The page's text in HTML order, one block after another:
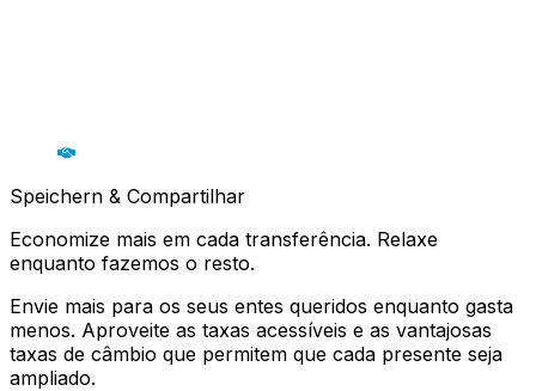
Speichern & Compartilhar
Economize mais em cada transferência. Relaxe
enquanto fazemos o resto.
Envie mais para os seus entes queridos enquanto gasta
menos. Aproveite as taxas acessíveis e as vantajosas
taxas de câmbio que permitem que cada presente seja
ampliado.